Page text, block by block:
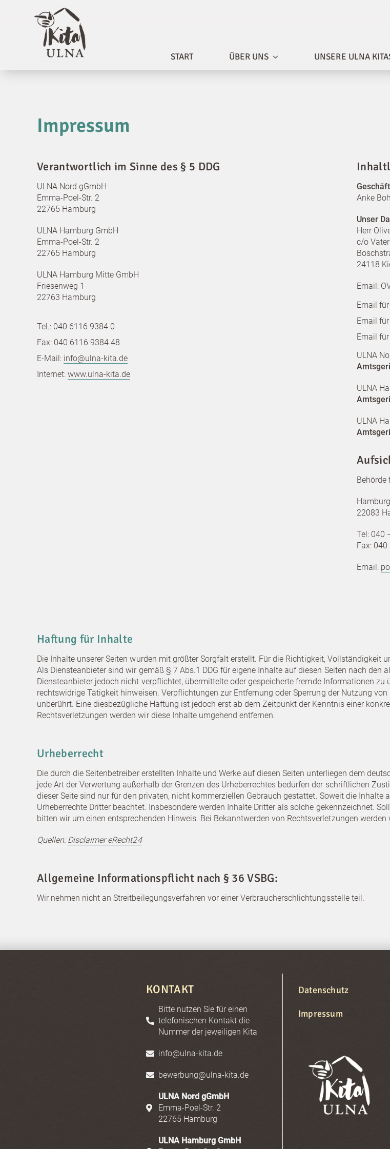
START ÜBER UNS UNSERE ULNA
Impressum
Verantwortlich im Sinne des § 5 DDG
ULNA Nord gGmbH
Emma-Poel-Str. 2
22765 Hamburg
ULNA Hamburg GmbH
Emma-Poel-Str. 2
22765 Hamburg
ULNA Hamburg Mitte GmbH
Friesenweg 1
22763 Hamburg
Tel.: 040 6116 9384 0
Fax: 040 6116 9384 48
E-Mail: info@ulna-kita.de
Internet:www.ulna-kita.de
Anke
Unser
Herr
c/o
24118
Email:
Email
Email
Email
ULNA
ULNA
ULNA
Behörde
22083
Tel: 040
Fax:
Email:
Haftung für Inhalte
Die Inhalte unserer Seiten wurden mit größter Sorgfalt erstellt. Für die Richtigkeit, Vollständigkeit
Als Diensteanbieter sind wir gemäß § 7 Abs.1 DDG für eigene Inhalte auf diesen Seiten nach
Diensteanbieter jedoch nicht verpflichtet, übermittelte oder gespeicherte fremde Informationen
rechtswidrige Tätigkeit hinweisen. Verpflichtungen zur Entfernung oder Sperrung der Nutzung
unberührt. Eine diesbezügliche Haftung ist jedoch erst ab dem Zeitpunkt der Kenntnis einer
Rechtsverletzungen werden wir diese Inhalte umgehend entfernen.
Urheberrecht
Die durch die Seitenbetreiber erstellten Inhalte und Werke auf diesen Seiten unterliegen dem
jede Art der Verwertung außerhalb der Grenzen des Urheberrechtes bedürfen der schriftlichen
dieser Seite sind nur für den privaten, nicht kommerziellen Gebrauch gestattet. Soweit die Inhalte
Urheberrechte Dritter beachtet. Insbesondere werden Inhalte Dritter als solche gekennzeichnet.
bitten wir um einen entsprechenden Hinweis. Bei Bekanntwerden von Rechtsverletzungen
Quellen: Disclaimer eRecht24
Allgemeine Informationspflicht nach § 36 VSBG:
Wir nehmen nicht an Streitbeilegungsverfahren vor einer Verbraucherschlichtungsstelle teil.
KONTAKT
Bitte nutzen Sie für einen
telefonischen Kontakt die
Nummer der jeweiligen Kita
info@ulna-kita.de
bewerbung@ulna-kita.de
ULNA Nord gGmbH
Emma-Poel-Str. 2
22765 Hamburg
ULNA Hamburg GmbH
Datenschutz
Impressum
Neuer
für Kinder
Du möchtest Teil des neuen
Teams Flekkefjord werden?
Dann bewirb dich jetzt!